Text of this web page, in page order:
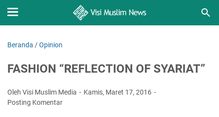
Beranda /Opinion
FASHION “REFLECTION OF SYARIAT”
Oleh Visi Muslim Media
Kamis, Maret 17, 2016
Posting Komentar